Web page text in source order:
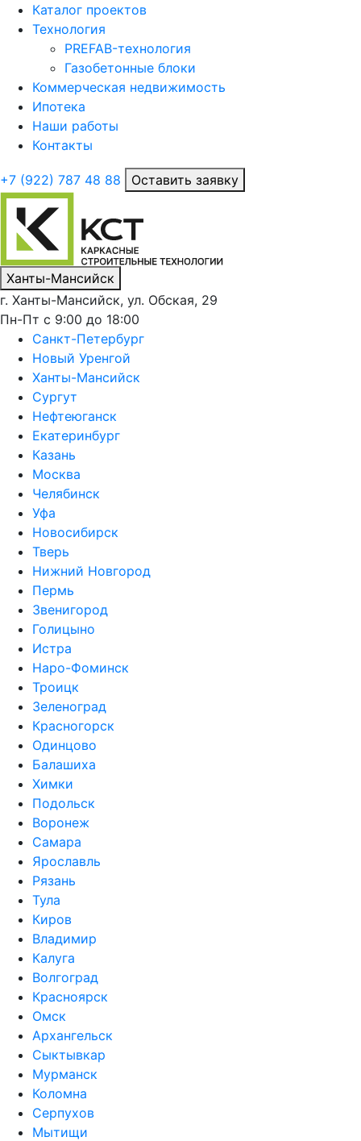
Каталог проектов
Технология
PREFAB-технология
Газобетонные блоки
Коммерческая недвижимость
Ипотека
Наши работы
Контакты
+7 (922) 787 48 88 Оставить заявку
Ханты-Мансийск
г. Ханты-Мансийск, ул. Обская, 29
Пн-Пт с 9:00 до 18:00
Санкт-Петербург
Новый Уренгой
Ханты-Мансийск
Сургут
Нефтеюганск
Екатеринбург
Казань
Москва
Челябинск
Уфа
Новосибирск
Тверь
Нижний Новгород
Пермь
Звенигород
Голицыно
Истра
Наро-Фоминск
Троицк
Зеленоград
Красногорск
Одинцово
Балашиха
Химки
Подольск
Воронеж
Самара
Ярославль
Рязань
Тула
Киров
Владимир
Калуга
Волгоград
Красноярск
Омск
Архангельск
Сыктывкар
Мурманск
Коломна
Серпухов
Мытищи